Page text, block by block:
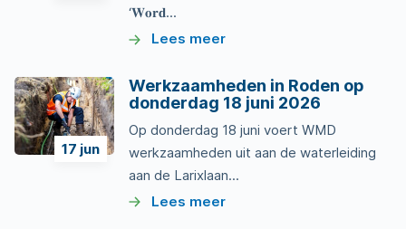
‘𝐖𝐨𝐫𝐝...
Lees meer
17 jun
Werkzaamheden in Roden op
donderdag 18 juni 2026
Op donderdag 18 juni voert WMD
werkzaamheden uit aan de waterleiding
aan de Larixlaan...
Lees meer